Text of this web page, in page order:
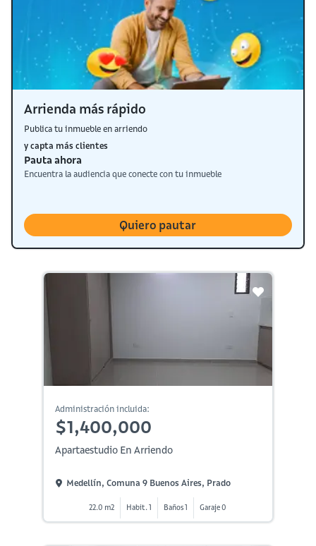
Arrienda más rápido
Publica tu inmueble en arriendo
y capta más clientes
Pauta ahora
Encuentra la audiencia que conecte con tu inmueble
Quiero pautar
Administración incluida:
$1,400,000
Apartaestudio En Arriendo
Medellín, Comuna 9 Buenos Aires, Prado
22.0 m2 Habit. 1 Baños 1 Garaje 0